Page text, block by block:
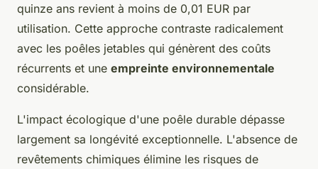
quinze ans revient à moins de 0,01 EUR par
utilisation. Cette approche contraste radicalement
avec les poêles jetables qui génèrent des coûts
récurrents et une empreinte environnementale
considérable.
L'impact écologique d'une poêle durable dépasse
largement sa longévité exceptionnelle. L'absence de
revêtements chimiques élimine les risques de